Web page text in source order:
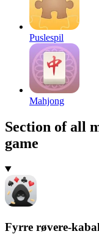
Puslespil
Mahjong
Section of all
game
Fyrre røvere-